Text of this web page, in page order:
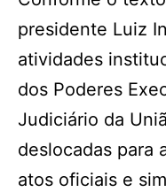
presidente Luiz
atividades
dos Poderes
Judiciário da
deslocadas para
atos oficiais e